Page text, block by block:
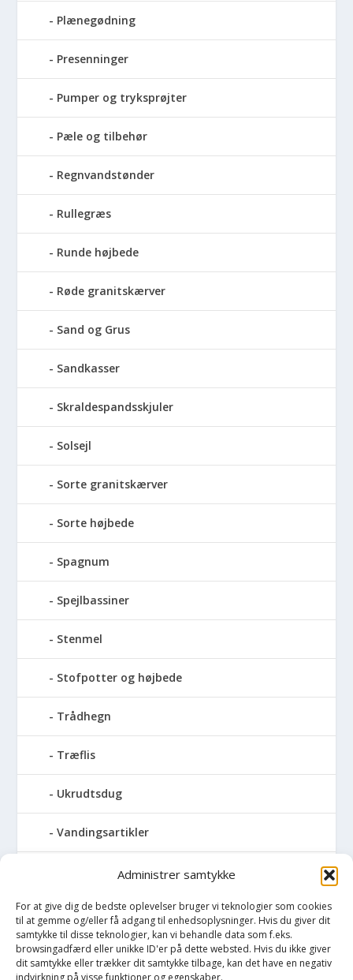
Administrer samtykke
For at give dig de bedste oplevelser bruger vi teknologier som cookies
til at gemme og/eller få adgang til enhedsoplysninger. Hvis du giver dit
samtykke til disse teknologier, kan vi behandle data som f.eks.
browsingadfærd eller unikke ID'er på dette websted. Hvis du ikke giver
dit samtykke eller trækker dit samtykke tilbage, kan det have en negativ
Plænegødning
Presenninger
Pumper og tryksprøjter
Pæle og tilbehør
Regnvandstønder
Rullegræs
Runde højbede
Røde granitskærver
Sand og Grus
Sandkasser
Skraldespandsskjuler
Solsejl
Sorte granitskærver
Sorte højbede
Spagnum
Spejlbassiner
Stenmel
Stofpotter og højbede
Trådhegn
Træflis
Ukrudtsdug
Vandingsartikler
Vandslanger
Vildthegn
vækstdug